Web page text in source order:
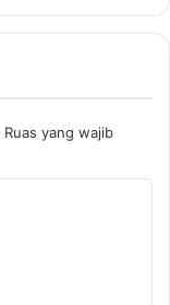
Ruas yang wajib